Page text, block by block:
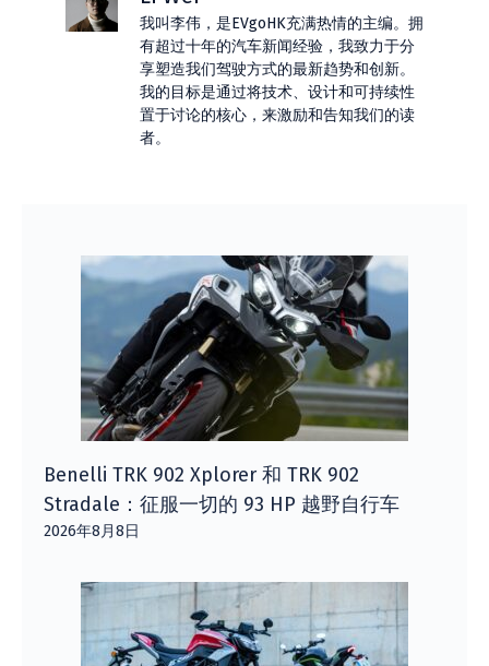
我叫李伟，是EVgoHK充满热情的主编。拥
有超过十年的汽车新闻经验，我致力于分
享塑造我们驾驶方式的最新趋势和创新。
我的目标是通过将技术、设计和可持续性
置于讨论的核心，来激励和告知我们的读
者。
Benelli TRK 902 Xplorer 和 TRK 902
Stradale：征服一切的 93 HP 越野自行车
2026年8月8日